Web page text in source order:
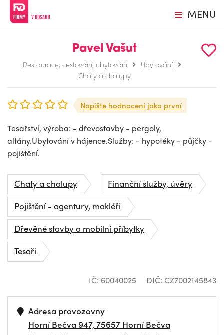
MENU
Pavel Vašut
Restaurace, cestování, ubytování
Ubytování
Chaty a chalupy
Napište hodnocení jako první
Tesařství, výroba: - dřevostavby - pergoly,
altány.Ubytování v hájence.Služby: - hypotéky - půjčky -
pojištění.
Chaty a chalupy
Finanční služby, úvěry
Pojištění - agentury, makléři
Dřevěné stavby a mobilní příbytky
Tesaři
IČ: 60040025 DIČ: CZ7002145843
Adresa provozovny
Horní Bečva 947, 75657 Horní Bečva